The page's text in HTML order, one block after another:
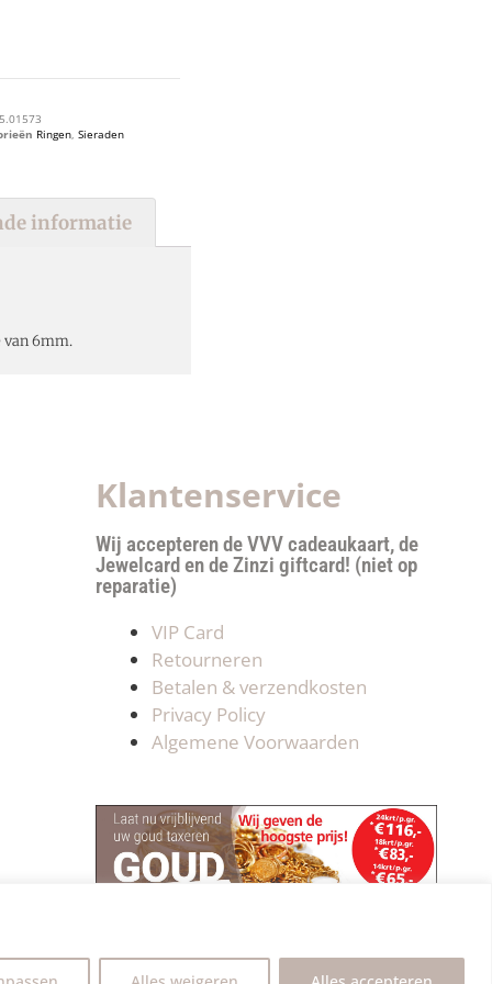
Ringen, Sieraden
informatie
van 6mm.
Klantenservice
Wij accepteren de VVV cadeaukaart, de
Jewelcard en de Zinzi giftcard! (niet op
reparatie)
VIP Card
Retourneren
Betalen & verzendkosten
Privacy Policy
Algemene Voorwaarden